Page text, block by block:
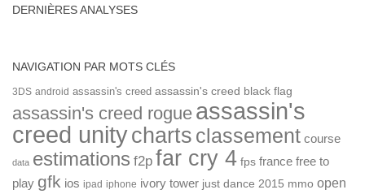
DERNIÈRES ANALYSES
NAVIGATION PAR MOTS CLÉS
3DS android assassin's creed assassin's creed black flag
assassin's creed rogue assassin's
creed unitycharts classement course
data estimations f2p far cry 4 fps france free to
play gfk ios ipad iphone ivory tower just dance 2015 mmo open